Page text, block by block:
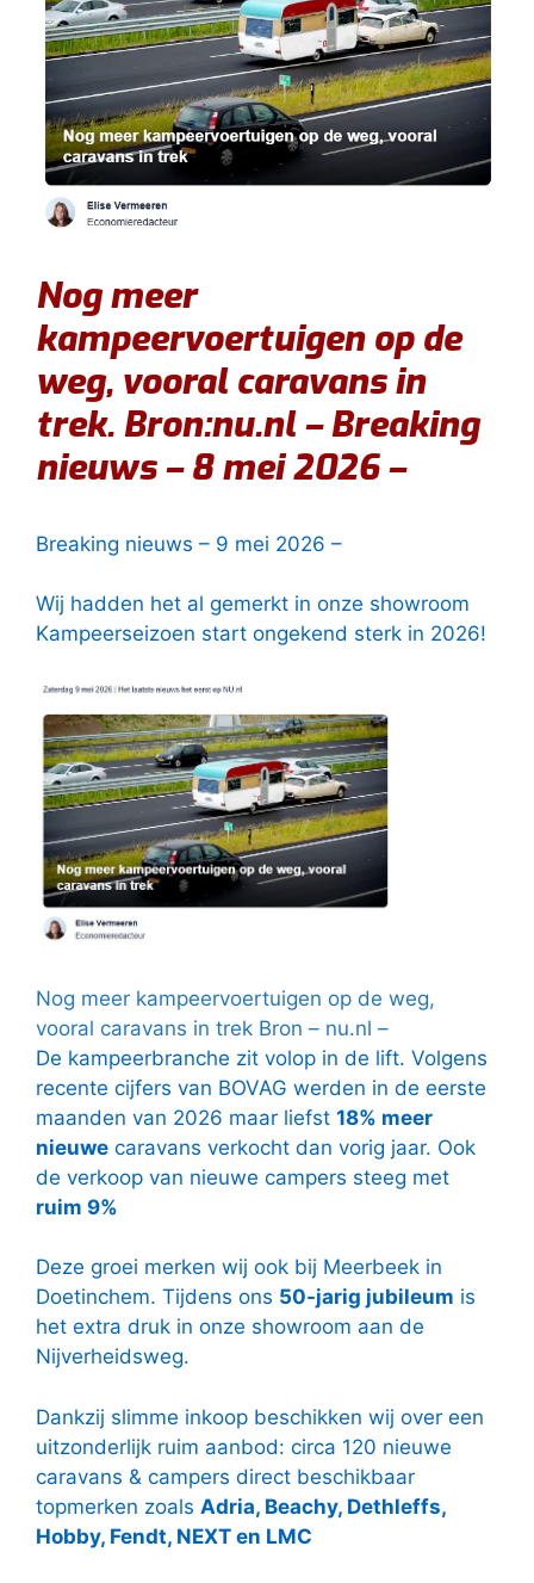
Nog meer
kampeervoertuigen op de
weg, vooral caravans in
trek. Bron:nu.nl – Breaking
nieuws – 8 mei 2026 –
Breaking nieuws – 9 mei 2026 –
Wij hadden het al gemerkt in onze showroom
Kampeerseizoen start ongekend sterk in 2026!
Nog meer kampeervoertuigen op de weg,
vooral caravans in trek Bron – nu.nl –
De kampeerbranche zit volop in de lift. Volgens
recente cijfers van BOVAG werden in de eerste
maanden van 2026 maar liefst 18% meer
nieuwe caravans verkocht dan vorig jaar. Ook
de verkoop van nieuwe campers steeg met
ruim 9%
Deze groei merken wij ook bij Meerbeek in
Doetinchem. Tijdens ons 50-jarig jubileum is
het extra druk in onze showroom aan de
Nijverheidsweg.
Dankzij slimme inkoop beschikken wij over een
uitzonderlijk ruim aanbod: circa 120 nieuwe
caravans & campers direct beschikbaar
topmerken zoals Adria, Beachy, Dethleffs,
Hobby, Fendt, NEXT en LMC